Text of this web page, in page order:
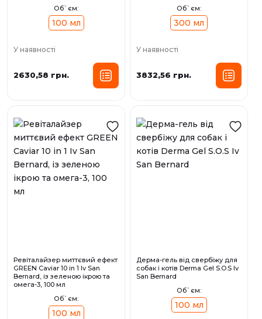
Об`єм:
100 мл
У наявності
2630,58 грн.
Об`єм:
300 мл
У наявності
3832,56 грн.
Ревіталайзер миттєвий ефект
GREEN Caviar 10 in 1 Iv San
Bernard, із зеленою ікрою та
омега-3, 100 мл
Об`єм:
100 мл
Дерма-гель від свербіжу для
собак і котів Derma Gel S.O.S Iv
San Bernard
Об`єм:
100 мл